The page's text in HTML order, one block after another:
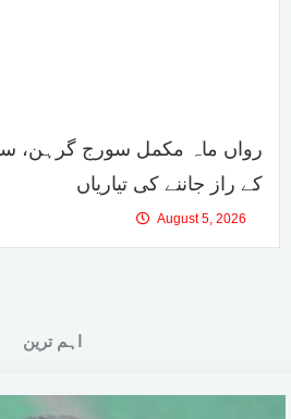
رواں ماہ مکمل سورج گرہن،
کے راز جاننے کی تیاریاں
August 5, 2026
اہم ترین